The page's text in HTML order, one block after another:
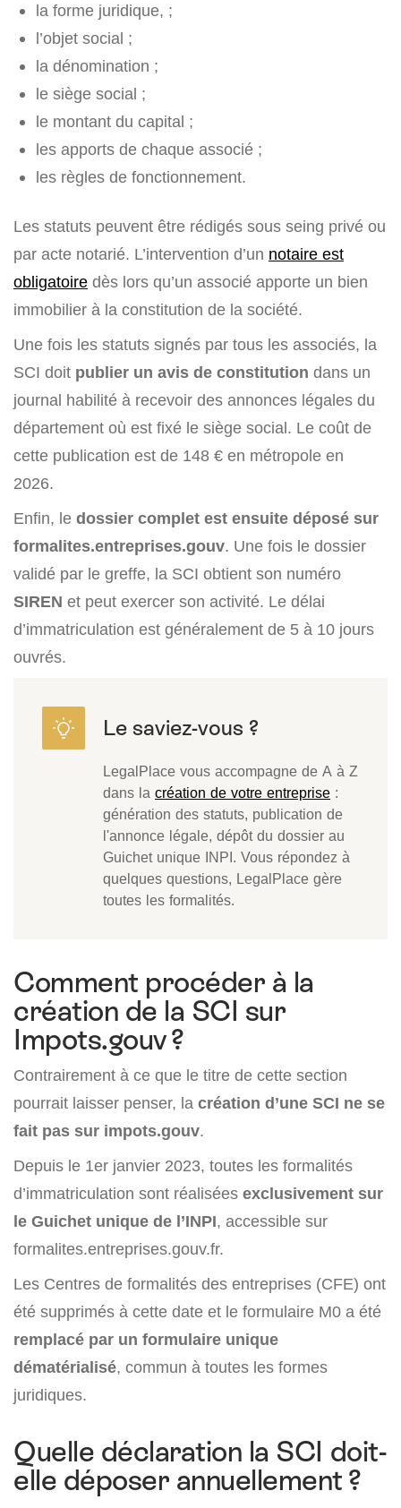
la forme juridique, ;
l’objet social ;
la dénomination ;
le siège social ;
le montant du capital ;
les apports de chaque associé ;
les règles de fonctionnement.
Les statuts peuvent être rédigés sous seing privé ou
par acte notarié. L’intervention d’un notaire est
obligatoire dès lors qu’un associé apporte un bien
immobilier à la constitution de la société.
Une fois les statuts signés par tous les associés, la
SCI doit publier un avis de constitution dans un
journal habilité à recevoir des annonces légales du
département où est fixé le siège social. Le coût de
cette publication est de 148 € en métropole en
2026.
Enfin, le dossier complet est ensuite déposé sur
formalites.entreprises.gouv. Une fois le dossier
validé par le greffe, la SCI obtient son numéro
SIREN et peut exercer son activité. Le délai
d’immatriculation est généralement de 5 à 10 jours
ouvrés.
LegalPlace vous accompagne de A à Z
dans la création de votre entreprise :
génération des statuts, publication de
l'annonce légale, dépôt du dossier au
Guichet unique INPI. Vous répondez à
quelques questions, LegalPlace gère
toutes les formalités.
Comment procéder à la
création de la SCI sur
Impots.gouv ?
Contrairement à ce que le titre de cette section
pourrait laisser penser, la création d’une SCI ne se
fait pas sur impots.gouv.
Depuis le 1er janvier 2023, toutes les formalités
d’immatriculation sont réalisées exclusivement sur
le Guichet unique de l’INPI, accessible sur
formalites.entreprises.gouv.fr.
Les Centres de formalités des entreprises (CFE) ont
été supprimés à cette date et le formulaire M0 a été
remplacé par un formulaire unique
dématérialisé, commun à toutes les formes
juridiques.
Quelle déclaration la SCI doit-
elle déposer annuellement ?